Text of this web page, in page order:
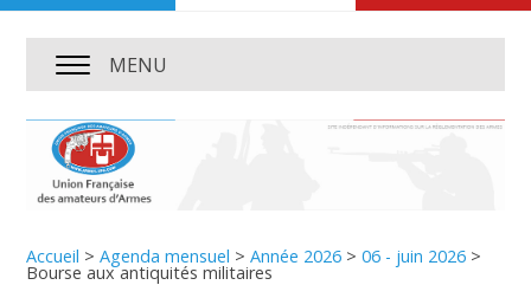
MENU
Accueil >Agenda mensuel >Année 2026 >06 - juin 2026 >
Bourse aux antiquités militaires